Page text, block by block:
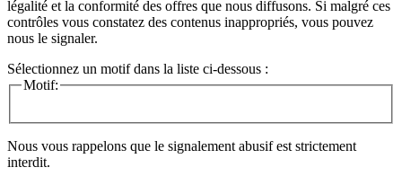
légalité et la conformité des offres que nous diffusons. Si malgré ces
contrôles vous constatez des contenus inappropriés, vous pouvez
nous le signaler.
Sélectionnez un motif dans la liste ci-dessous :
Motif:
Nous vous rappelons que le signalement abusif est strictement
interdit.